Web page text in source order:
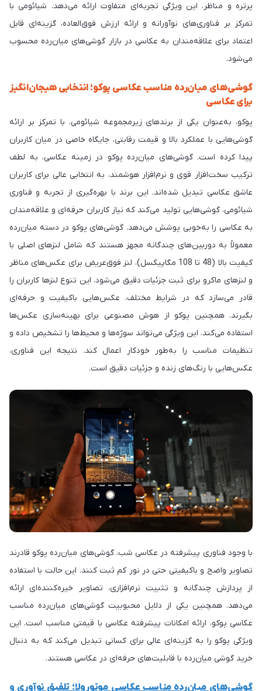
پرتره و مناظر، این ویژگی تجربه‌ای متفاوت ارائه می‌دهد. شیائومی با
تمرکز بر فناوری‌های نوآورانه و ارائه ارزش فوق‌العاده، گزینه‌ای قابل
اعتماد برای علاقه‌مندان به عکاسی در بازار گوشی‌های میان‌رده محسوب
می‌شود.
گوشی‌های میان‌رده مناسب عکاسی پوکو؛ انتخابی هیجان‌انگیز
برای عکاسی
پوکو، به‌عنوان یکی از برندهای زیرمجموعه شیائومی، با تمرکز بر ارائه
گوشی‌هایی با عملکرد بالا و قیمت رقابتی، جایگاه خاصی در میان کاربران
پیدا کرده است. گوشی‌های میان‌رده پوکو در زمینه عکاسی، به لطف
ترکیب سخت‌افزار قوی و نرم‌افزار هوشمند، به انتخابی عالی برای کاربران
عاشق عکاسی تبدیل شده‌اند. این برند با بهره‌گیری از تجربه و فناوری
شیائومی، گوشی‌هایی تولید می‌کند که نیاز کاربران حرفه‌ای و علاقه‌مندان
به عکاسی را به‌خوبی پوشش می‌دهد. گوشی‌های پوکو در دسته میان‌رده
معمولاً به دوربین‌های چندگانه مجهز هستند که شامل لنزهای اصلی با
کیفیت بالا (48 تا 108 مگاپیکسل)، لنز فوق‌عریض برای عکس‌های مناظر
و لنزهای ماکرو برای ثبت جزئیات دقیق می‌شود. این تنوع لنزها کاربران را
قادر می‌سازد که در شرایط مختلف، عکس‌هایی باکیفیت و حرفه‌ای
بگیرند. همچنین پوکو از هوش مصنوعی برای بهینه‌سازی عکس‌ها
استفاده می‌کند. این ویژگی می‌تواند سوژه‌ها و محیط‌ها را تشخیص داده و
تنظیمات مناسب را به‌طور خودکار اعمال کند. نتیجه این فناوری،
عکس‌هایی با رنگ‌های زنده و جزئیات دقیق است.
با وجود فناوری پیشرفته در عکاسی شب، گوشی‌های میان‌رده پوکو قادرند
تصاویر واضح و باکیفیتی حتی در نور کم ثبت کنند. این حالت با استفاده
از پردازش چندگانه و تثبیت نرم‌افزاری، تصاویر خیره‌کننده‌ای ارائه
می‌دهد. همچنین یکی از دلایل محبوبیت گوشی‌های میان‌رده مناسب
عکاسی پوکو، ارائه امکانات پیشرفته عکاسی با قیمتی مناسب است. این
ویژگی پوکو را به گزینه‌ای عالی برای کسانی تبدیل می‌کند که به دنبال
خرید گوشی میان‌رده با قابلیت‌های حرفه‌ای در عکاسی هستند.
گوشی‌های میان‌رده مناسب عکاسی موتورولا؛ تلفیق نوآوری و